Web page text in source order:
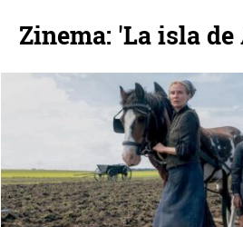
Zinema: 'La isla